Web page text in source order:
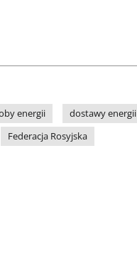
energii dostawy energii
Federacja Rosyjska